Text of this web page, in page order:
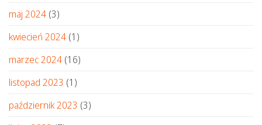
maj 2024 (3)
kwiecień 2024 (1)
marzec 2024 (16)
listopad 2023 (1)
październik 2023 (3)